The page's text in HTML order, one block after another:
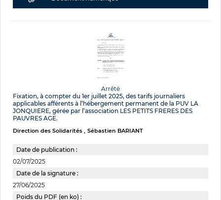
Arrêté
Fixation, à compter du 1er juillet 2025, des tarifs journaliers
applicables afférents à l’hébergement permanent de la PUV LA
JONQUIERE, gérée par l’association LES PETITS FRERES DES
PAUVRES AGE.
Direction des Solidarités Sébastien BARIANT
Date de publication :
02/07/2025
Date de la signature :
27/06/2025
Poids du PDF (en ko) :